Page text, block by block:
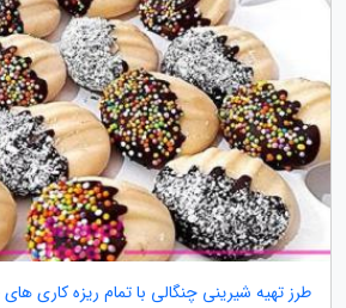
طرز تهیه شیرینی چنگالی با تمام ریزه کاری